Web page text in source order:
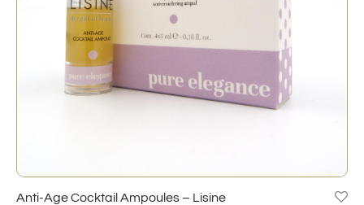
Anti-Age Cocktail Ampoules – Lisine